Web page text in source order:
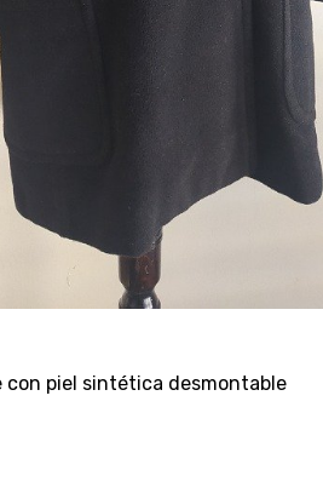
con piel sintética desmontable